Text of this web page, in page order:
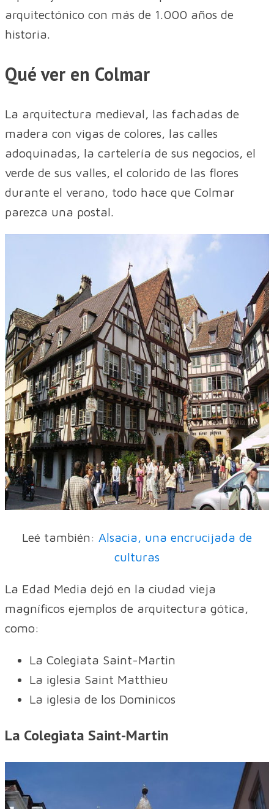
arquitectónico con más de 1.000 años de
historia.
Qué ver en Colmar
La arquitectura medieval, las fachadas de
madera con vigas de colores, las calles
adoquinadas, la cartelería de sus negocios, el
verde de sus valles, el colorido de las flores
durante el verano, todo hace que Colmar
parezca una postal.
Leé también: Alsacia, una encrucijada de
culturas
La Edad Media dejó en la ciudad vieja
magníficos ejemplos de arquitectura gótica,
como:
La Colegiata Saint-Martin
La iglesia Saint Matthieu
La iglesia de los Dominicos
La Colegiata Saint-Martin